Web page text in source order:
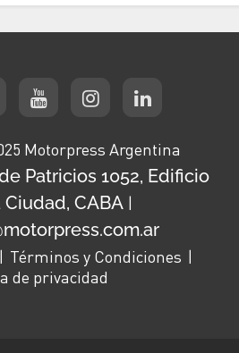
Motorpress Argentina
Patricios 1052, Edificio
CABA |
Términos y Condiciones
de privacidad